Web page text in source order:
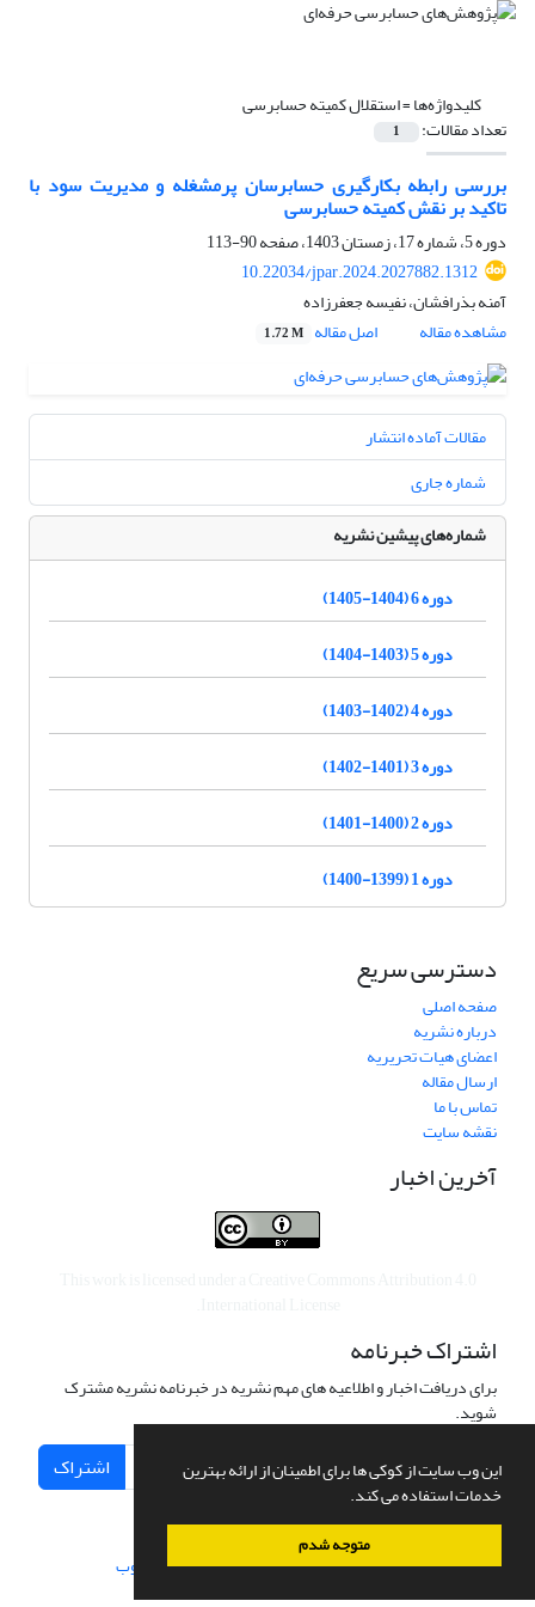
این وب سایت از کوکی ها برای اطمینان از ارائه بهترین
خدمات استفاده می کند.
متوجه شدم
کلیدواژه‌ها =استقلال کمیته حسابرسی
تعداد مقالات: 1
بررسی رابطه بکارگیری حسابرسان پرمشغله و مدیریت سود با
تاکید بر نقش کمیته حسابرسی
دوره 5، شماره 17، زمستان 1403، صفحه
90-113
10.22034/jpar.2024.2027882.1312
آمنه بذرافشان، نفیسه جعفرزاده
مشاهده مقاله
اصل مقاله 1.72 M
مقالات آماده انتشار
شماره جاری
شماره‌های پیشین نشریه
دوره 6 (1404-1405)
دوره 5 (1403-1404)
دوره 4 (1402-1403)
دوره 3 (1401-1402)
دوره 2 (1400-1401)
دوره 1 (1399-1400)
دسترسی سریع
صفحه اصلی
درباره نشریه
اعضای هیات تحریریه
ارسال مقاله
تماس با ما
نقشه سایت
آخرین اخبار
اشتراک خبرنامه
برای دریافت اخبار و اطلاعیه های مهم نشریه در خبرنامه نشریه مشترک
شوید.
اشتراک
سامانه مدیریت نشریات علمی.طراحی و پیاده سازی از سیناوب